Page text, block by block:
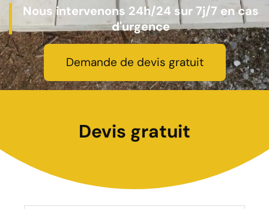
Nous intervenons 24h/24 sur 7j/7 en cas
d'urgence
Demande de devis gratuit
Devis gratuit